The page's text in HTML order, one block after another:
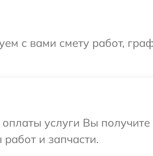
с вами смету работ,
оплаты услуги Вы
и запчасти.